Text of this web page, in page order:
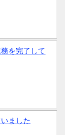
を完了して
ました